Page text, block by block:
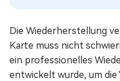
Die Wiederherstellung
Karte muss nicht
ein professionelles
entwickelt wurde, um